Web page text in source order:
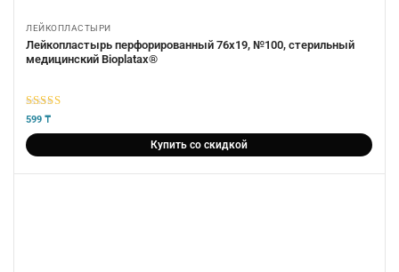
ЛЕЙКОПЛАСТЫРИ
Лейкопластырь перфорированный 76х19, №100, стерильный
медицинский Bioplatax®
5из 5
599 ₸
Купить со скидкой